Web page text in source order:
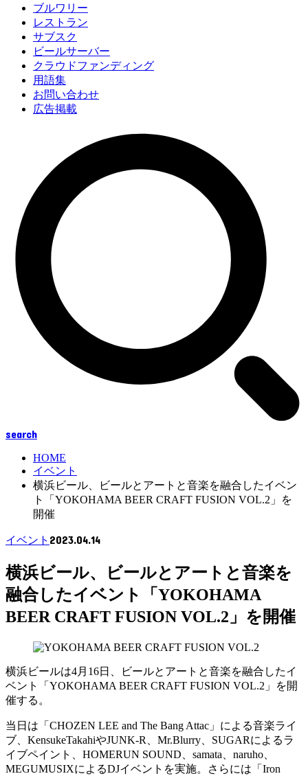
ブルワリー
レストラン
サブスク
ビールサーバー
クラウドファンディング
用語集
お問い合わせ
広告掲載
search
HOME
イベント
横浜ビール、ビールとアートと音楽を融合したイベン
ト「YOKOHAMA BEER CRAFT FUSION VOL.2」を
開催
イベント 2023.04.14
横浜ビール、ビールとアートと音楽を
融合したイベント「YOKOHAMA
BEER CRAFT FUSION VOL.2」を開催
横浜ビールは4月16日、ビールとアートと音楽を融合したイ
ベント「YOKOHAMA BEER CRAFT FUSION VOL.2」を開
催する。
当日は「CHOZEN LEE and The Bang Attac」による音楽ライ
ブ、KensukeTakahiやJUNK-R、Mr.Blurry、SUGARによるラ
イブペイント、HOMERUN SOUND、samata、naruho、
MEGUMUSIXによるDJイベントを実施。さらには「Iron